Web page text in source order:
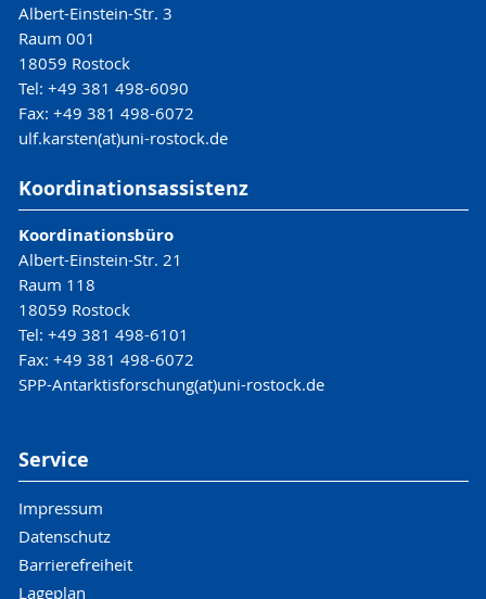
Albert-Einstein-Str. 3
Raum 001
18059 Rostock
Tel: +49 381 498-6090
Fax: +49 381 498-6072
ulf.karsten(at)uni-rostock.de
Koordinationsassistenz
Koordinationsbüro
Albert-Einstein-Str. 21
Raum 118
18059 Rostock
Tel: +49 381 498-6101
Fax: +49 381 498-6072
SPP-Antarktisforschung(at)uni-rostock.de
Service
Impressum
Datenschutz
Barrierefreiheit
Lageplan